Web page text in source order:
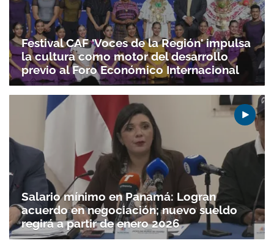
Festival CAF 'Voces de la Región' impulsa
la cultura como motor del desarrollo
previo al Foro Económico Internacional
Salario mínimo en Panamá: Logran
acuerdo en negociación; nuevo sueldo
regirá a partir de enero 2026